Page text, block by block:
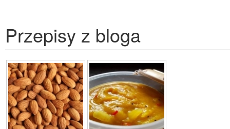
Przepisy z bloga